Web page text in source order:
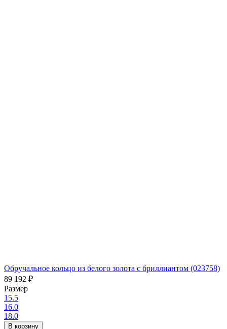
Обручальное кольцо из белого золота с бриллиантом (023758)
89 192 ₽
Размер
15.5
16.0
18.0
В корзину